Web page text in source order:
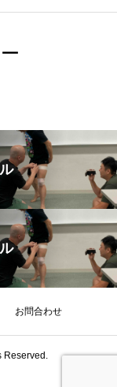
お問合わせ
Reserved.